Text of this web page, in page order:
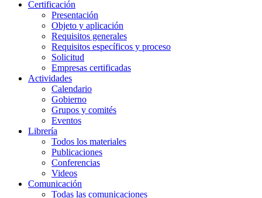
Certificación
Presentación
Objeto y aplicación
Requisitos generales
Requisitos específicos y proceso
Solicitud
Empresas certificadas
Actividades
Calendario
Gobierno
Grupos y comités
Eventos
Librería
Todos los materiales
Publicaciones
Conferencias
Videos
Comunicación
Todas las comunicaciones